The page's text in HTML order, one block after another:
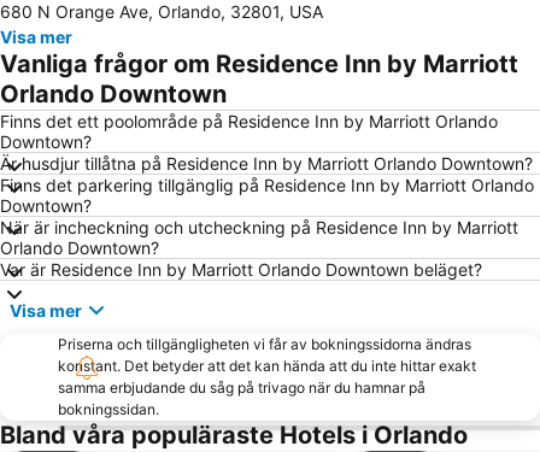
Universal's Studios Islands of Adventure
Downtown Arts District of Orlando
Lake Eola Park
The Wizarding World of Harry Potter
Florida Mall köpcentrum
Epcot International Flower & Garden Festival
Mall At Millenia
NADA Convention & Exposition
Mickey’s Not-So-Scary Halloween Party
Orlando Sanford Internationella flygplats
Global Pet Expo
Dezerland Park Orlando
Orlando International
Gatorland Orlando
Disney Springs
Lake Buena Vista Factory Shops
Grand Bohemian
Winter Park
Halloween Horror Nights
Orange Tree
FBC Mortgage Stadium
Mickey’s Very Merry Christmas Party
680 N Orange Ave, Orlando, 32801, USA
Visa mer
Vanliga frågor om Residence Inn by Marriott
Orlando Downtown
Finns det ett poolområde på Residence Inn by Marriott Orlando
Downtown?
Är husdjur tillåtna på Residence Inn by Marriott Orlando Downtown?
Finns det parkering tillgänglig på Residence Inn by Marriott Orlando
Downtown?
När är incheckning och utcheckning på Residence Inn by Marriott
Orlando Downtown?
Var är Residence Inn by Marriott Orlando Downtown beläget?
Visa mer
Priserna och tillgängligheten vi får av bokningssidorna ändras
konstant. Det betyder att det kan hända att du inte hittar exakt
samma erbjudande du såg på trivago när du hamnar på
bokningssidan.
Bland våra populäraste Hotels i Orlando